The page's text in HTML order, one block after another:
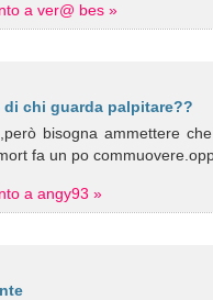
a ver@ bes »
chi guarda palpitare??
bisogna ammettere
fa un po
a angy93 »